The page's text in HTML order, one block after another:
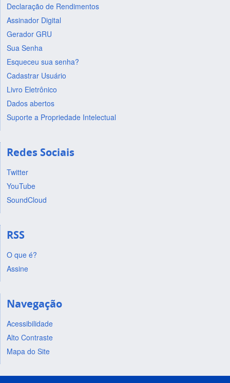
Declaração de Rendimentos
Assinador Digital
Gerador GRU
Sua Senha
Esqueceu sua senha?
Cadastrar Usuário
Livro Eletrônico
Dados abertos
Suporte a Propriedade Intelectual
Redes Sociais
Twitter
YouTube
SoundCloud
RSS
O que é?
Assine
Navegação
Acessibilidade
Alto Contraste
Mapa do Site